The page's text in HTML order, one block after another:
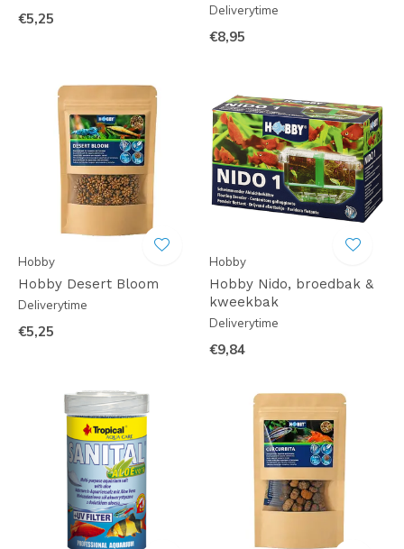
€5,25 Deliverytime
€8,95
Hobby
Hobby Desert Bloom
Deliverytime
€5,25
Hobby
Hobby Nido, broedbak &
kweekbak
Deliverytime
€9,84